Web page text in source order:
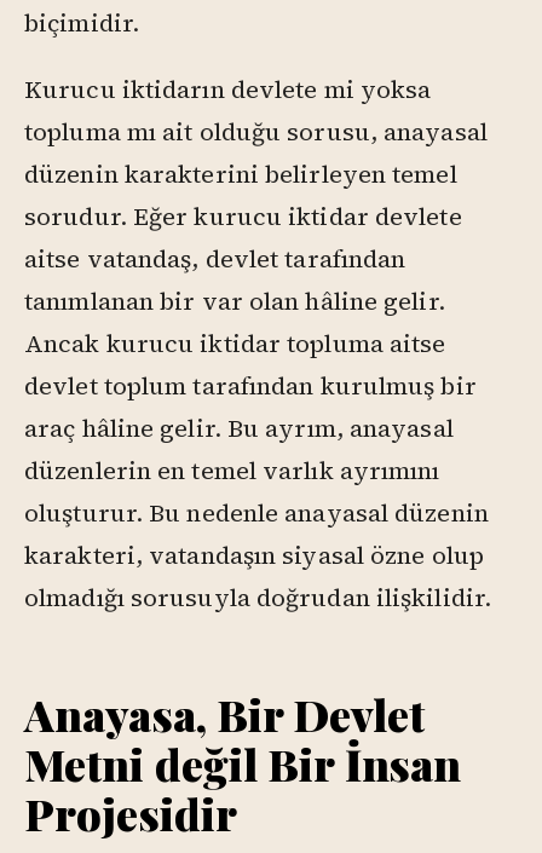
biçimidir.
Kurucu iktidarın devlete mi yoksa
topluma mı ait olduğu sorusu, anayasal
düzenin karakterini belirleyen temel
sorudur. Eğer kurucu iktidar devlete
aitse vatandaş, devlet tarafından
tanımlanan bir var olan hâline gelir.
Ancak kurucu iktidar topluma aitse
devlet toplum tarafından kurulmuş bir
araç hâline gelir. Bu ayrım, anayasal
düzenlerin en temel varlık ayrımını
oluşturur. Bu nedenle anayasal düzenin
karakteri, vatandaşın siyasal özne olup
olmadığı sorusuyla doğrudan ilişkilidir.
Anayasa, Bir Devlet
Metni değil Bir İnsan
Projesidir